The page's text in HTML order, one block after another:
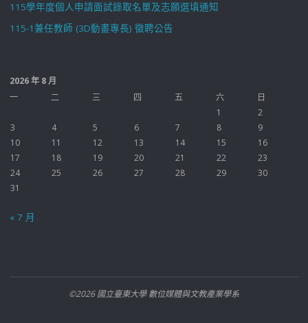
115學年度個人申請面試錄取名單及志願選填通知
115-1兼任教師 (3D動畫專長) 徵聘公告
2026 年 8 月
一
二 三 四 五 六
日
1
2
3
4 5 6 7 8
9
10
11 12 13 14 15
16
17
18 19 20 21 22
23
24
25 26 27 28 29
30
31
« 7 月
©2026 國立臺東大學 數位媒體與文教產業學系